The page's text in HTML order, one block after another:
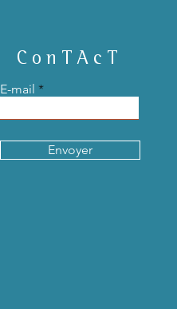
ConTAcT
E-mail
Envoyer